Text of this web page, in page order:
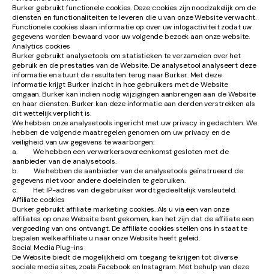
Burker gebruikt functionele cookies. Deze cookies zijn noodzakelijk om de
diensten en functionaliteiten te leveren die u van onze Website verwacht.
Functionele cookies slaan informatie op over uw inlogactiviteit zodat uw
gegevens worden bewaard voor uw volgende bezoek aan onze website.
Analytics cookies
Burker gebruikt analysetools om statistieken te verzamelen over het
gebruik en de prestaties van de Website. De analysetool analyseert deze
informatie en stuurt de resultaten terug naar Burker. Met deze
informatie krijgt Burker inzicht in hoe gebruikers met de Website
omgaan. Burker kan indien nodig wijzigingen aanbrengen aan de Website
en haar diensten. Burker kan deze informatie aan derden verstrekken als
dit wettelijk verplicht is.
We hebben onze analysetools ingericht met uw privacy in gedachten. We
hebben de volgende maatregelen genomen om uw privacy en de
veiligheid van uw gegevens te waarborgen:
a. We hebben een verwerkersovereenkomst gesloten met de
aanbieder van de analysetools.
b. We hebben de aanbieder van de analysetools geïnstrueerd de
gegevens niet voor andere doeleinden te gebruiken.
c. Het IP-adres van de gebruiker wordt gedeeltelijk versleuteld.
Affiliate cookies
Burker gebruikt affiliate marketing cookies. Als u via een van onze
affiliates op onze Website bent gekomen, kan het zijn dat de affiliate een
vergoeding van ons ontvangt. De affiliate cookies stellen ons in staat te
bepalen welke affiliate u naar onze Website heeft geleid.
Social Media Plug-ins
De Website biedt de mogelijkheid om toegang te krijgen tot diverse
sociale media sites, zoals Facebook en Instagram. Met behulp van deze